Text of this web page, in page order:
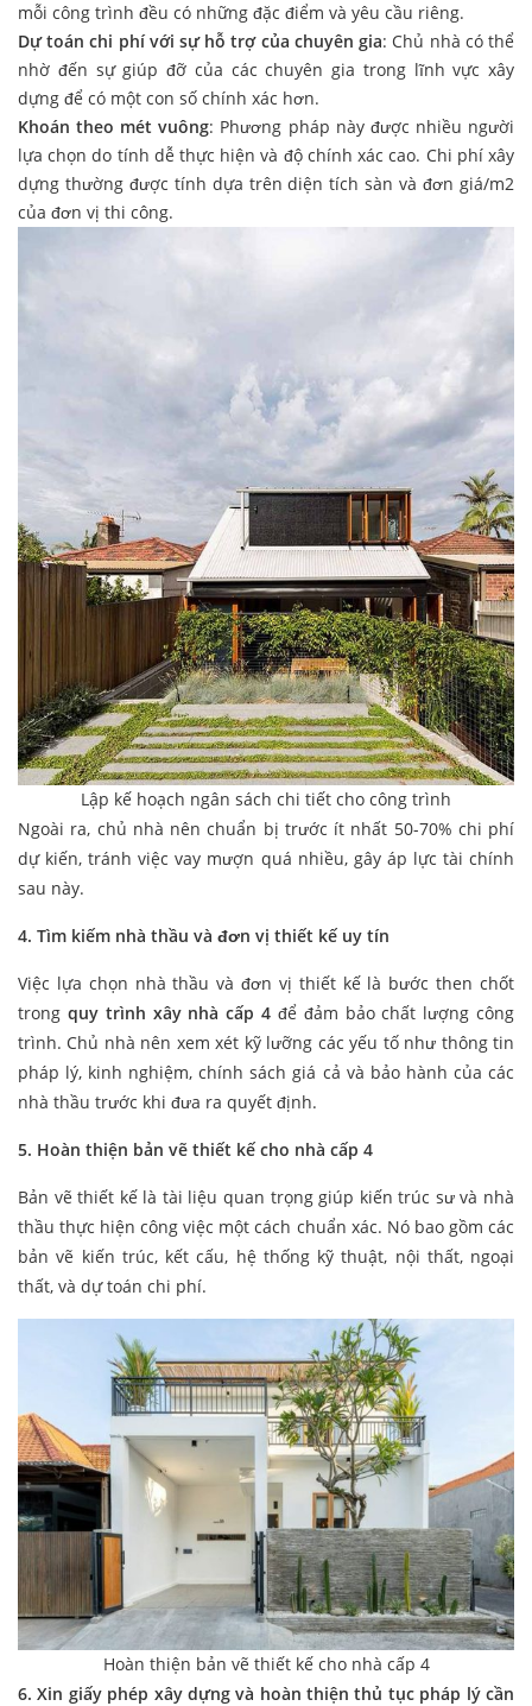
mỗi công trình đều có những đặc điểm và yêu cầu riêng.
Dự toán chi phí với sự hỗ trợ của chuyên gia: Chủ nhà có thể
nhờ đến sự giúp đỡ của các chuyên gia trong lĩnh vực xây
dựng để có một con số chính xác hơn.
Khoán theo mét vuông: Phương pháp này được nhiều người
lựa chọn do tính dễ thực hiện và độ chính xác cao. Chi phí xây
dựng thường được tính dựa trên diện tích sàn và đơn giá/m2
của đơn vị thi công.
Lập kế hoạch ngân sách chi tiết cho công trình
Ngoài ra, chủ nhà nên chuẩn bị trước ít nhất 50-70% chi phí
dự kiến, tránh việc vay mượn quá nhiều, gây áp lực tài chính
sau này.
4. Tìm kiếm nhà thầu và đơn vị thiết kế uy tín
Việc lựa chọn nhà thầu và đơn vị thiết kế là bước then chốt
trong quy trình xây nhà cấp 4 để đảm bảo chất lượng công
trình. Chủ nhà nên xem xét kỹ lưỡng các yếu tố như thông tin
pháp lý, kinh nghiệm, chính sách giá cả và bảo hành của các
nhà thầu trước khi đưa ra quyết định.
5. Hoàn thiện bản vẽ thiết kế cho nhà cấp 4
Bản vẽ thiết kế là tài liệu quan trọng giúp kiến trúc sư và nhà
thầu thực hiện công việc một cách chuẩn xác. Nó bao gồm các
bản vẽ kiến trúc, kết cấu, hệ thống kỹ thuật, nội thất, ngoại
thất, và dự toán chi phí.
Hoàn thiện bản vẽ thiết kế cho nhà cấp 4
6. Xin giấy phép xây dựng và hoàn thiện thủ tục pháp lý cần